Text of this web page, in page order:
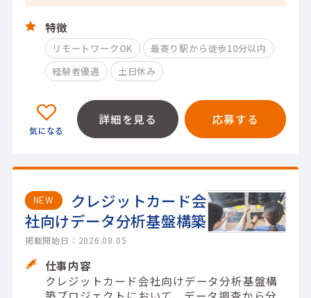
特徴
リモートワークOK
最寄り駅から徒歩10分以内
経験者優遇
土日休み
詳細を見る 応募する
NEW
クレジットカード会
社向けデータ分析基盤構築
掲載開始日：2026.08.05
仕事内容
クレジットカード会社向けデータ分析基盤構